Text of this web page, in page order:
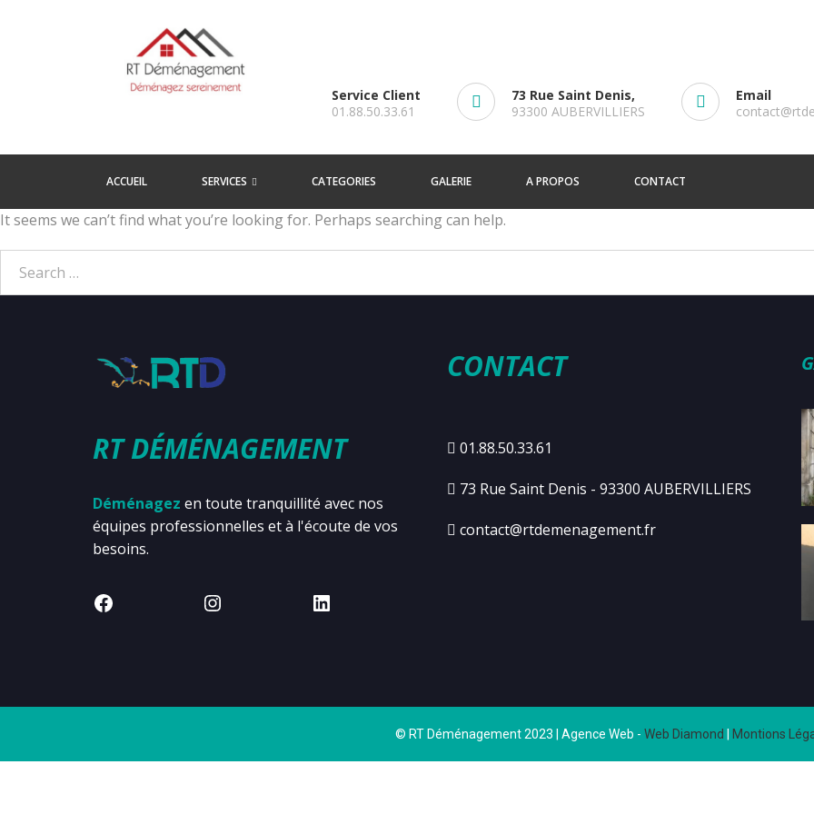
Service Client
01.88.50.33.61
73 Rue Saint Denis,
93300 AUBERVILLIERS
Email
ACCUEIL SERVICES CATEGORIES GALERIE A PROPOS CONTACT
It seems we can’t find what you’re looking for. Perhaps searching can help.
RT DÉMÉNAGEMENT
Déménagez en toute tranquillité avec nos
équipes professionnelles et à l'écoute de vos
besoins.
CONTACT
01.88.50.33.61
73 Rue Saint Denis - 93300 AUBERVILLIERS
contact@rtdemenagement.fr
© RT Déménagement 2023 | Agence Web - Web Diamond Montions